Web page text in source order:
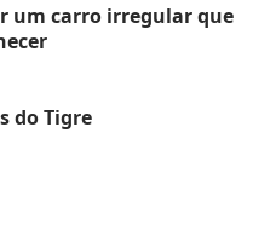
um carro irregular que
do Tigre